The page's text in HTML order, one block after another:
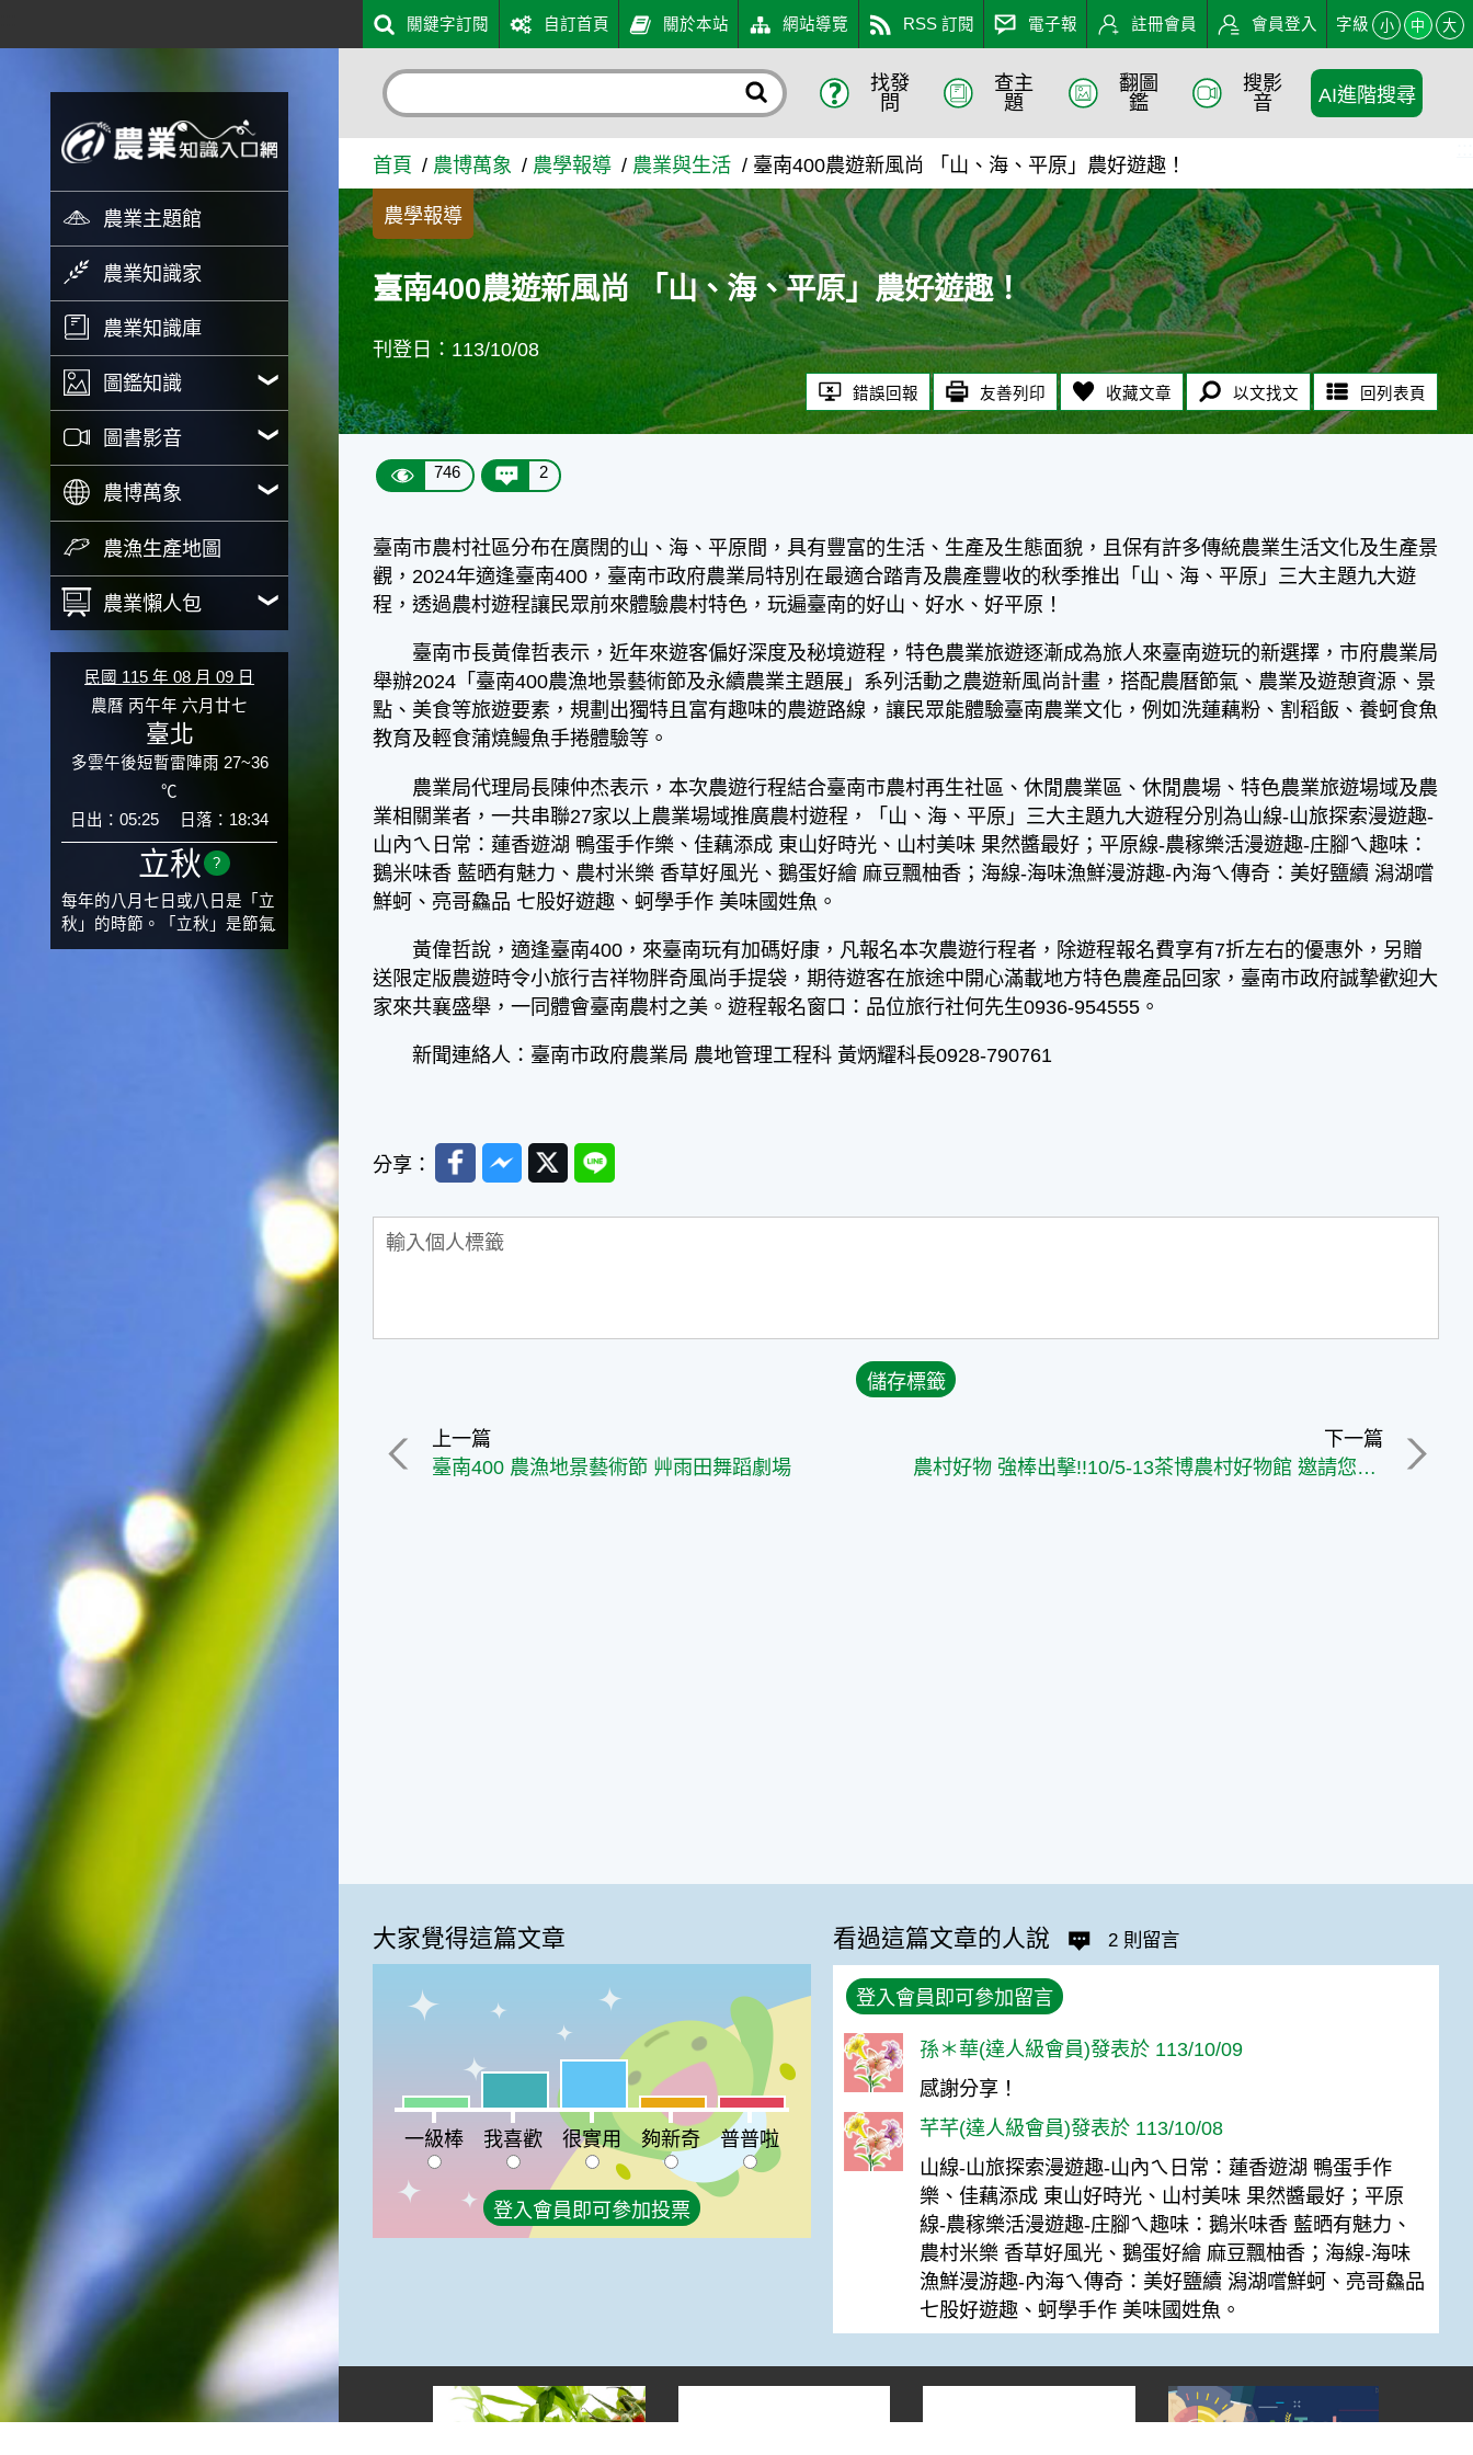
臺南400農遊新風尚 「山、海、平原」農好遊趣！ - 農業知識入口網
農業主題館
農業知識家
農業知識庫
圖鑑知識
圖書影音
農博萬象
農漁生產地圖
農業懶人包
民國 115 年 08 月 09 日
農曆 丙午年 六月廿七
臺北
多雲午後短暫雷陣雨 27~36
℃
日出：05:25
日落：18:34
立秋 ?
每年的八月七日或八日是「立
秋」的時節。「立秋」是節氣
邁入秋涼的先聲，表示酷熱難
秋」節氣為準。農夫們一定要
趕在立秋前後完成插秧工作，
的生長。因為二期稻作最怕的
很重要的。◎節氣小漁夫在這
個時節，台灣周圍海域的水溫
仍然偏高，所以此時的漁獲還
是多屬於暖水魚，例如東部的
海域可以捕獲到鮮美的立翅旗
魚，在高雄外海有小串、烏
賊，澎湖附近則有鰆、蝦可以
捕獲。◎節氣小園丁這個節氣
是龍眼的盛產期，「龍眼」是
一般家庭在喜慶時常選用的水
果。在民間，人們相信吃了龍
眼肉，子孫會做大官，而且龍
眼又稱為「福圓」，所以有句
俗諺是這麼說的：「食福圓生
子生孫中狀元」，可見龍眼在
民間流傳的說法中是種有「福
氣」的水果喔！◎節氣生活在
這個節氣裡，最重要的節日就
是八月八日的父親節了。或許
因為父親節不一定逢到星期日
的關係，父親節在感覺上似乎
沒有母親節來得熱絡。不過，
父親為家庭付出的辛苦與努力
可不亞於母親喔！小朋友應該
相信平日辛勞的爸爸知道你的
◎節氣俗諺1.「雷打秋，年冬
高地半收，低地水漂流」這句
俗諺的意思是：立秋這一天如
有不好的影響。所以對農夫而
月秋，秋後油」這句俗諺的意
思是：根據老一輩人的說法，
如果立秋這一天是在農曆六
月，則漁民的作業期會比較早
結束；如果「立秋日」在七
月，則天氣會持續穩定，今年
的捕魚季節就會比較長，而漁
民們的收入也會相對提高呢！
關鍵字訂閱 自訂首頁 關於本站 網站導覽 RSS 訂閱 電子報 註冊會員 會員登入 字級 小 中 大
找發
問
查主
題
翻圖
鑑
搜影
音
AI進階搜尋
首頁 農博萬象 農學報導 農業與生活 臺南400農遊新風尚 「山、海、平原」農好遊趣！
農學報導
臺南400農遊新風尚 「山、海、平原」農好遊趣！
刊登日：113/10/08
錯誤回報 友善列印 收藏文章 以文找文 回列表頁
746 2
臺南市農村社區分布在廣闊的山、海、平原間，具有豐富的生活、生產及生態面貌，且保有許多傳統農業生活文化及生產景
觀，2024年適逢臺南400，臺南市政府農業局特別在最適合踏青及農產豐收的秋季推出「山、海、平原」三大主題九大遊
程，透過農村遊程讓民眾前來體驗農村特色，玩遍臺南的好山、好水、好平原！
臺南市長黃偉哲表示，近年來遊客偏好深度及秘境遊程，特色農業旅遊逐漸成為旅人來臺南遊玩的新選擇，市府農業局
舉辦2024「臺南400農漁地景藝術節及永續農業主題展」系列活動之農遊新風尚計畫，搭配農曆節氣、農業及遊憩資源、景
點、美食等旅遊要素，規劃出獨特且富有趣味的農遊路線，讓民眾能體驗臺南農業文化，例如洗蓮藕粉、割稻飯、養蚵食魚
教育及輕食蒲燒鰻魚手捲體驗等。
農業局代理局長陳仲杰表示，本次農遊行程結合臺南市農村再生社區、休閒農業區、休閒農場、特色農業旅遊場域及農
業相關業者，一共串聯27家以上農業場域推廣農村遊程，「山、海、平原」三大主題九大遊程分別為山線-山旅探索漫遊趣-
山內ㄟ日常：蓮香遊湖 鴨蛋手作樂、佳藕添成 東山好時光、山村美味 果然醬最好；平原線-農稼樂活漫遊趣-庄腳ㄟ趣味：
鵝米味香 藍晒有魅力、農村米樂 香草好風光、鵝蛋好繪 麻豆飄柚香；海線-海味漁鮮漫游趣-內海ㄟ傳奇：美好鹽續 潟湖嚐
鮮蚵、亮哥鱻品 七股好遊趣、蚵學手作 美味國姓魚。
黃偉哲說，適逢臺南400，來臺南玩有加碼好康，凡報名本次農遊行程者，除遊程報名費享有7折左右的優惠外，另贈
送限定版農遊時令小旅行吉祥物胖奇風尚手提袋，期待遊客在旅途中開心滿載地方特色農產品回家，臺南市政府誠摯歡迎大
家來共襄盛舉，一同體會臺南農村之美。遊程報名窗口：品位旅行社何先生0936-954555。
新聞連絡人：臺南市政府農業局 農地管理工程科 黃炳耀科長0928-790761
分享：
FacebookMessenger
TwitterLine
上一篇
臺南400 農漁地景藝術節 艸雨田舞蹈劇場
下一篇
農村好物 強棒出擊!!10/5-13茶博農村好物館 邀請您一同來開箱!
大家覺得這篇文章
一級棒:10%
我喜歡:30%
很實用:40%
夠新奇:10%普普啦:10%
一級棒
我喜歡 很實用 夠新奇 普普啦
登入會員即可參加投票
看過這篇文章的人說 2 則留言
登入會員即可參加留言
孫＊華(達人級會員)發表於 113/10/09
感謝分享！
芊芊(達人級會員)發表於 113/10/08
山線-山旅探索漫遊趣-山內ㄟ日常：蓮香遊湖 鴨蛋手作
樂、佳藕添成 東山好時光、山村美味 果然醬最好；平原
線-農稼樂活漫遊趣-庄腳ㄟ趣味：鵝米味香 藍晒有魅力、
農村米樂 香草好風光、鵝蛋好繪 麻豆飄柚香；海線-海味
漁鮮漫游趣-內海ㄟ傳奇：美好鹽續 潟湖嚐鮮蚵、亮哥鱻品
七股好遊趣、蚵學手作 美味國姓魚。